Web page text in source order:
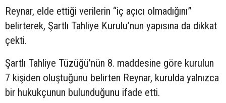
Reynar, elde ettiği verilerin “iç açıcı olmadığını”
belirterek, Şartlı Tahliye Kurulu’nun yapısına da dikkat
çekti.
Şartlı Tahliye Tüzüğü’nün 8. maddesine göre kurulun
7 kişiden oluştuğunu belirten Reynar, kurulda yalnızca
bir hukukçunun bulunduğunu ifade etti.